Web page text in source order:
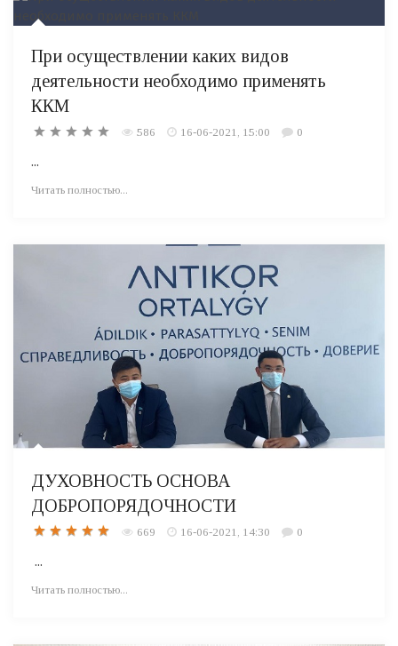
При осуществлении каких видов
деятельности необходимо применять
ККМ
586 16-06-2021, 15:00 0
...
Читать полностью...
ДУХОВНОСТЬ ОСНОВА
ДОБРОПОРЯДОЧНОСТИ
669 16-06-2021, 14:30 0
...
Читать полностью...